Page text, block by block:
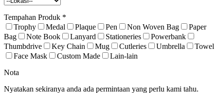
Tempahan Produk *
Trophy
Medal Plaque Pen Non Woven Bag
Paper
Bag
Note Book Lanyard Stationeries
Powerbank
Thumbdrive
Key Chain Mug Cutleries Umbrella
Towel
Face Mask
Custom Made
Lain-lain
Nota
Nyatakan sekiranya anda ada permintaan yang perlu kami tahu.